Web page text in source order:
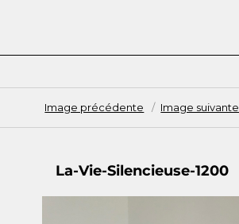
Image précédente Image suivante
La-Vie-Silencieuse-1200